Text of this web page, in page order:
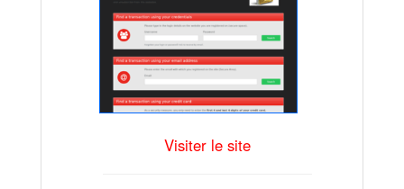
Visiter le site